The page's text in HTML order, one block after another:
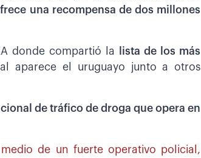
una recompensa de dos millones
donde compartió la
lista de los más
aparece el uruguayo junto a otros
de tráfico de droga que opera en
de un fuerte operativo policial,